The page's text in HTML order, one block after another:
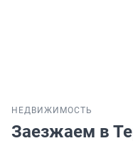
НЕДВИЖИМОСТЬ
Заезжаем в